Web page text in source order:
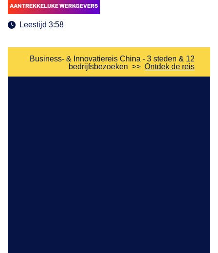
AANTREKKELIJKE WERKGEVERS
Leestijd 3:58
Business- & Innovatiereis China - 3 steden & 12
bedrijfsbezoeken >> Ontdek de reis